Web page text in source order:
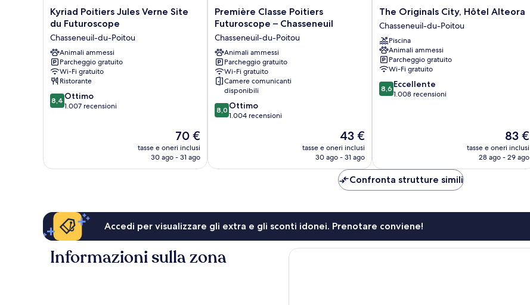
Kyriad
Poitiers
Verne
Site
du
Futuroscope
Chasseneuil-
du-
Poitou
Kyriad Poitiers Jules Verne Site
du Futuroscope
Chasseneuil-du-Poitou
Animali ammessi
Parcheggio gratuito
Wi-Fi gratuito
Ristorante
8.4
su
8,4 Ottimo
1.007 recensioni
Il
prezzo
attuale
70 €
tasse e oneri inclusi
30 ago - 31 ago
Première
Classe
Futuroscope
–
Chasseneuil
Chasseneuil-
du-
Poitou
Première Classe Poitiers
Futuroscope – Chasseneuil
Chasseneuil-du-Poitou
Animali ammessi
Parcheggio gratuito
Wi-Fi gratuito
Camere comunicanti
disponibili
8.0
su
8,0 Ottimo
1.004 recensioni
Il
prezzo
attuale
43 €
43 €
tasse e oneri inclusi
30 ago - 31 ago
The
Originals
City,
Hôtel
Alteora
Chasseneuil-
du-
Poitou
The Originals City, Hôtel Alteora
Chasseneuil-du-Poitou
Piscina
Animali ammessi
Parcheggio gratuito
Wi-Fi gratuito
8.6
su
8,6 Eccellente
1.008 recensioni
Il
prezzo
attuale
83 €
tasse e oneri inclusi
28 ago - 29 ago
Confronta strutture simili
Accedi per visualizzare gli extra e gli sconti idonei. Prenotare conviene!
Informazioni sulla zona